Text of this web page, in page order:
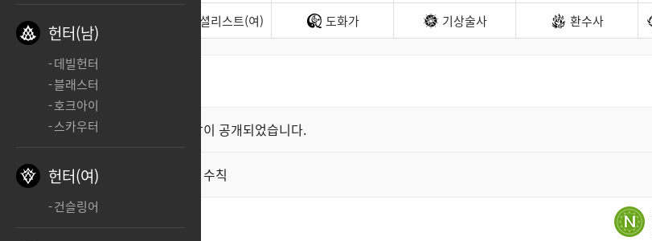
헌터(남)
데빌헌터
블래스터
호크아이
스카우터
헌터(여)
건슬링어
스페셜리스트(여) 도화가 기상술사 환수사
최신순 좋아요순
공지 클래스 스킬 영상이 공개되었습니다.
공지 직업게시판 이용 수칙